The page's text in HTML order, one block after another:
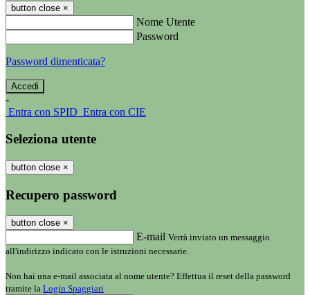
button close ×
Nome Utente
Password
Password dimenticata?
-
Entra con SPID Entra con CIE
Seleziona utente
button close ×
Recupero password
button close ×
E-mail Verrà inviato un messaggio
all'indirizzo indicato con le istruzioni necessarie.
Non hai una e-mail associata al nome utente? Effettua il reset della password
tramite la Login Spaggiari